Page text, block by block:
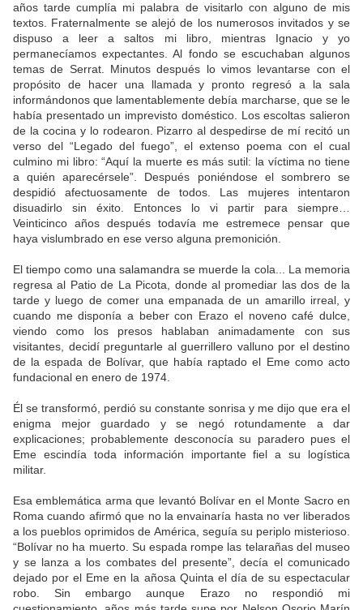
años tarde cumplía mi palabra de visitarlo con alguno de mis
textos. Fraternalmente se alejó de los numerosos invitados y se
dispuso a leer a saltos mi libro, mientras Ignacio y yo
permanecíamos expectantes. Al fondo se escuchaban algunos
temas de Serrat. Minutos después lo vimos levantarse con el
propósito de hacer una llamada y pronto regresó a la sala
informándonos que lamentablemente debía marcharse, que se le
había presentado un imprevisto doméstico. Los escoltas salieron
de la cocina y lo rodearon. Pizarro al despedirse de mí recitó un
verso del “Legado del fuego”, el extenso poema con el cual
culmino mi libro: “Aquí la muerte es más sutil: la víctima no tiene
a quién aparecérsele”. Después poniéndose el sombrero se
despidió afectuosamente de todos. Las mujeres intentaron
disuadirlo sin éxito. Entonces lo vi partir para siempre…
Veinticinco años después todavía me estremece pensar que
haya vislumbrado en ese verso alguna premonición.
El tiempo como una salamandra se muerde la cola... La memoria
regresa al Patio de La Picota, donde al promediar las dos de la
tarde y luego de comer una empanada de un amarillo irreal, y
cuando me disponía a beber con Erazo el noveno café dulce,
viendo como los presos hablaban animadamente con sus
visitantes, decidí preguntarle al guerrillero valluno por el destino
de la espada de Bolívar, que había raptado el Eme como acto
fundacional en enero de 1974.
Él se transformó, perdió su constante sonrisa y me dijo que era el
enigma mejor guardado y se negó rotundamente a dar
explicaciones; probablemente desconocía su paradero pues el
Eme escindía toda información importante fiel a su logística
militar.
Esa emblemática arma que levantó Bolívar en el Monte Sacro en
Roma cuando afirmó que no la envainaría hasta no ver liberados
a los pueblos oprimidos de América, seguía su periplo misterioso.
“Bolívar no ha muerto. Su espada rompe las telarañas del museo
y se lanza a los combates del presente”, decía el comunicado
dejado por el Eme en la añosa Quinta el día de su espectacular
robo. Sin embargo aunque Erazo no respondió mi